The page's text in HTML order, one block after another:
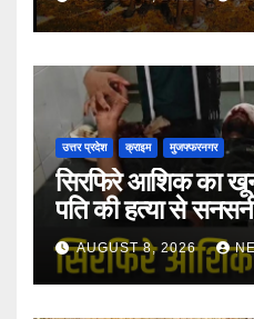
उत्तर प्रदेश क्राइम मुजफ्फरनगर
सिरफिरे आशिक का
पति की हत्या से
AUGUST 8, 2026